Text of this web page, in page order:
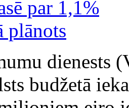
dienests
budžetā